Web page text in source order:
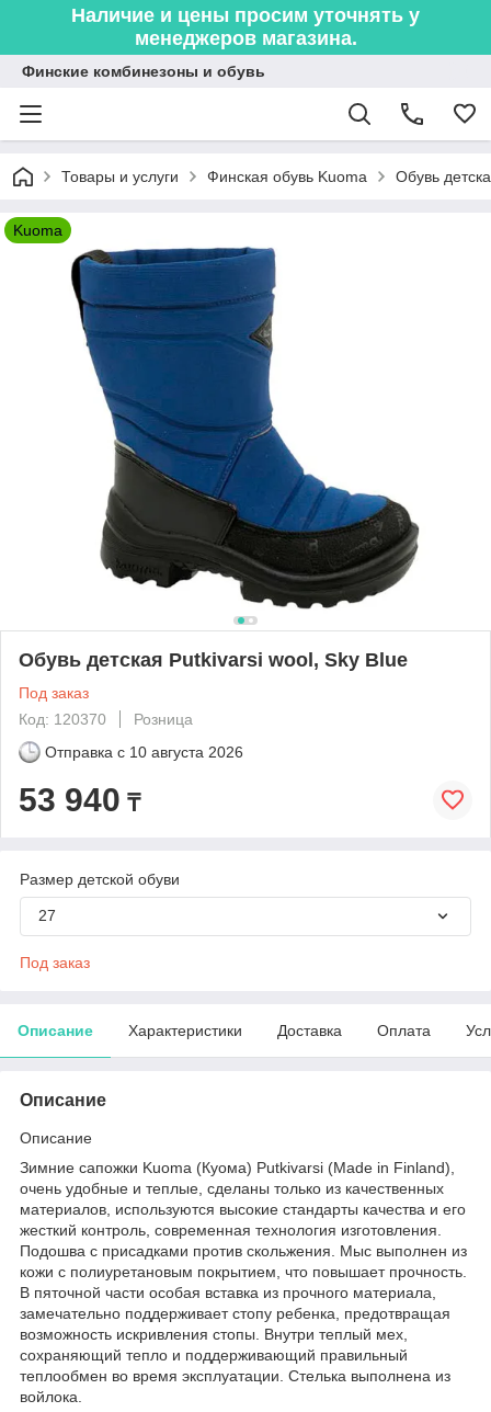
Наличие и цены просим уточнять у
менеджеров магазина.
Финские комбинезоны и обувь
Товары и услуги Финская обувь Kuoma Обувь
Kuoma
Обувь детская Putkivarsi wool, Sky Blue
Под заказ
Код: 120370
Розница
Отправка с 10 августа 2026
53 940 ₸
Размер детской обуви
27
Под заказ
Описание Характеристики Доставка Оплата
Описание
Описание
Зимние сапожки Kuoma (Куома) Putkivarsi (Made in Finland),
очень удобные и теплые, сделаны только из качественных
материалов, используются высокие стандарты качества и его
жесткий контроль, современная технология изготовления.
Подошва с присадками против скольжения. Мыс выполнен из
кожи с полиуретановым покрытием, что повышает прочность.
В пяточной части особая вставка из прочного материала,
замечательно поддерживает стопу ребенка, предотвращая
возможность искривления стопы. Внутри теплый мех,
сохраняющий тепло и поддерживающий правильный
теплообмен во время эксплуатации. Стелька выполнена из
войлока.